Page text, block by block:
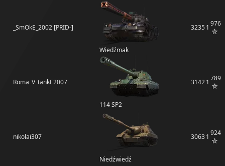
_SmOkE_2002 [PRID-]
Wiedźmak
32351 976
Roma_V_tankE2007
114 SP2
31421 789
nikolai307
Niedźwiedź
30631 924